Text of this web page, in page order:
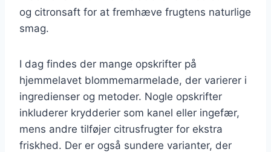
og citronsaft for at fremhæve frugtens naturlige
smag.
I dag findes der mange opskrifter på
hjemmelavet blommemarmelade, der varierer i
ingredienser og metoder. Nogle opskrifter
inkluderer krydderier som kanel eller ingefær,
mens andre tilføjer citrusfrugter for ekstra
friskhed. Der er også sundere varianter, der